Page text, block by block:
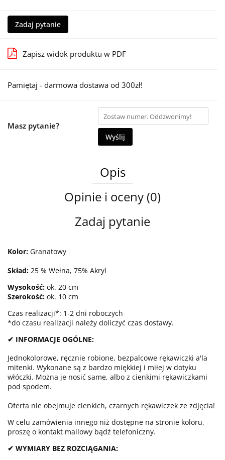
Zadaj pytanie
Zapisz widok produktu w PDF
Pamiętaj - darmowa dostawa od 300zł!
Masz pytanie?
Wyślij
Opis
Opinie i oceny (0)
Zadaj pytanie
Kolor: Granatowy
Skład: 25 % Wełna, 75% Akryl
Wysokość: ok. 20 cm
Szerokość: ok. 10 cm
Czas realizacji*: 1-2 dni roboczych
*do czasu realizacji należy doliczyć czas dostawy.
✔ INFORMACJE OGÓLNE:
Jednokolorowe, ręcznie robione, bezpalcowe rękawiczki a'la
mitenki. Wykonane są z bardzo miękkiej i miłej w dotyku
włóczki. Można je nosić same, albo z cienkimi rękawiczkami
pod spodem.
Oferta nie obejmuje cienkich, czarnych rękawiczek ze zdjęcia!
W celu zamówienia innego niż dostępne na stronie koloru,
proszę o kontakt mailowy bądź telefoniczny.
✔ WYMIARY BEZ ROZCIĄGANIA: